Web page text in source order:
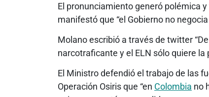
El pronunciamiento generó polémica
manifestó que “el Gobierno no
Molano escribió a través de twitter
narcotraficante y el ELN sólo quiere la
El Ministro defendió el trabajo de las
Operación Osiris que “en Colombia no